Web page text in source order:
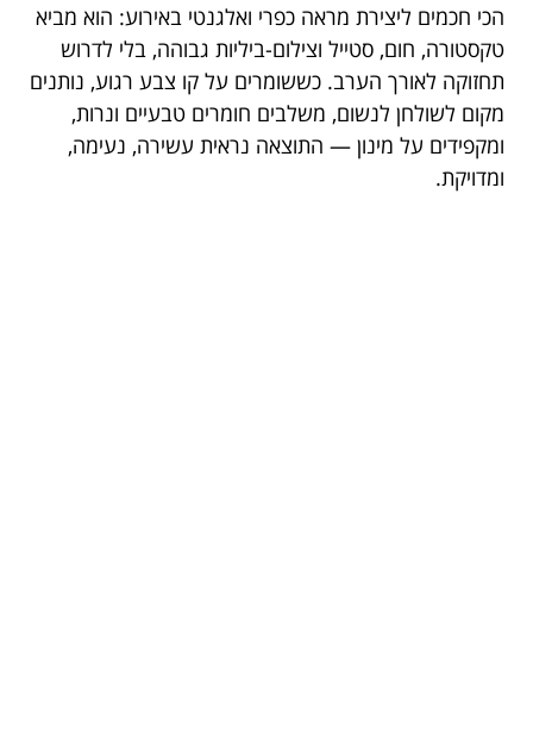
הכי חכמים ליצירת מראה כפרי ואלגנטי באירוע: הוא מביא
טקסטורה, חום, סטייל וצילום-ביליות גבוהה, בלי לדרוש
תחזוקה לאורך הערב. כששומרים על קו צבע רגוע, נותנים
מקום לשולחן לנשום, משלבים חומרים טבעיים ונרות,
ומקפידים על מינון — התוצאה נראית עשירה, נעימה,
ומדויקת.